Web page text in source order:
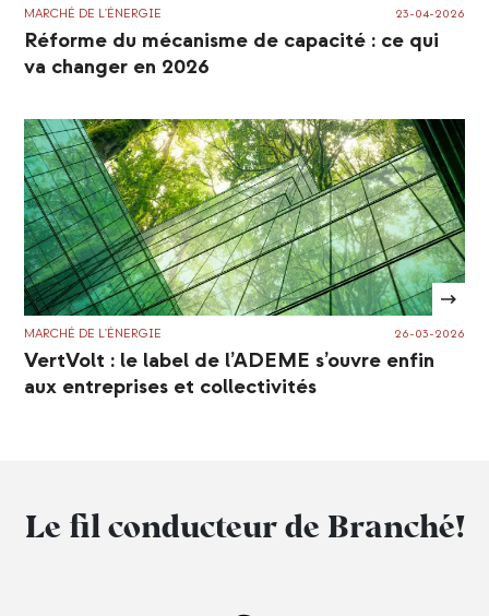
MARCHÉ DE L'ÉNERGIE 23-04-2026
Réforme du mécanisme de capacité : ce qui
va changer en 2026
MARCHÉ DE L'ÉNERGIE 26-03-2026
VertVolt : le label de l’ADEME s’ouvre enfin
aux entreprises et collectivités
Le fil conducteur de Branché!